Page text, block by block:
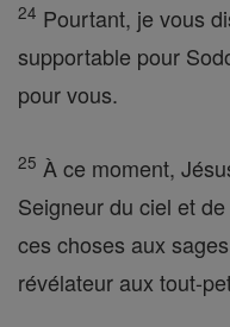
24 Pourtant, je vous
supportable pour
pour vous.
25 À ce moment,
Seigneur du ciel et
ces choses aux
révélateur aux tout-